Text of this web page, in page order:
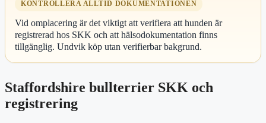
KONTROLLERA ALLTID DOKUMENTATIONEN
Vid omplacering är det viktigt att verifiera att hunden är
registrerad hos SKK och att hälsodokumentation finns
tillgänglig. Undvik köp utan verifierbar bakgrund.
Staffordshire bullterrier SKK och
registrering